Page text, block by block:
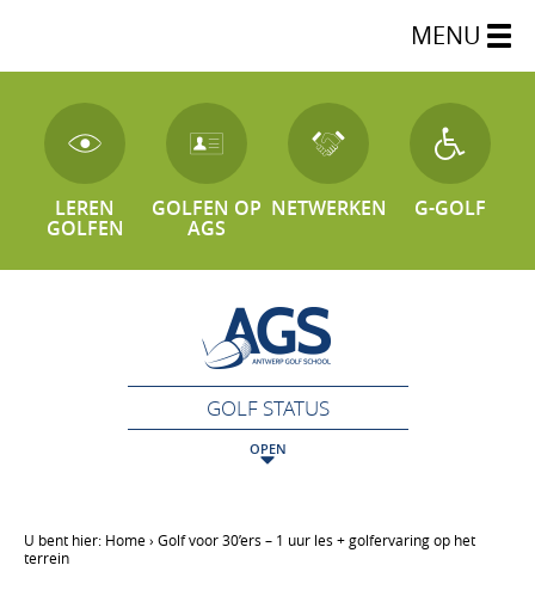
MENU
LEREN
GOLFEN
GOLFEN OP
AGS
NETWERKEN G-GOLF
GOLF STATUS
OPEN
U bent hier: Home› Golf voor 30’ers – 1 uur les + golfervaring op het
terrein